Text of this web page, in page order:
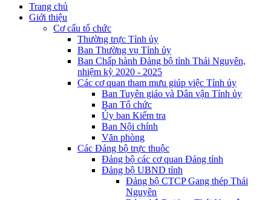
Trang chủ
Giới thiệu
Cơ cấu tổ chức
Thường trực Tỉnh ủy
Ban Thường vụ Tỉnh ủy
Ban Chấp hành Đảng bộ tỉnh Thái Nguyên,
nhiệm kỳ 2020 - 2025
Các cơ quan tham mưu giúp việc Tỉnh ủy
Ban Tuyên giáo và Dân vận Tỉnh ủy
Ban Tổ chức
Ủy ban Kiểm tra
Ban Nội chính
Văn phòng
Các Đảng bộ trực thuộc
Đảng bộ các cơ quan Đảng tỉnh
Đảng bộ UBND tỉnh
Đảng bộ CTCP Gang thép Thái
Nguyên